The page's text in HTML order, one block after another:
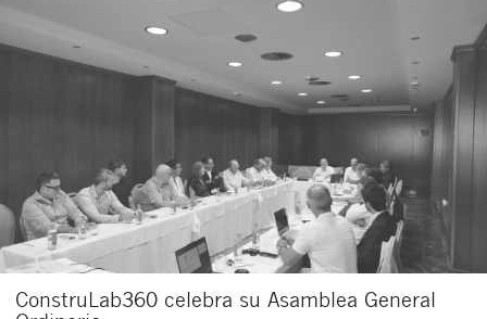
ConstruLab360 celebra su Asamblea General